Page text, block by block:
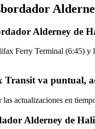
Alderney de
Ferry Terminal (6:45)
va puntual,
las actualizaciones en
Alderney de